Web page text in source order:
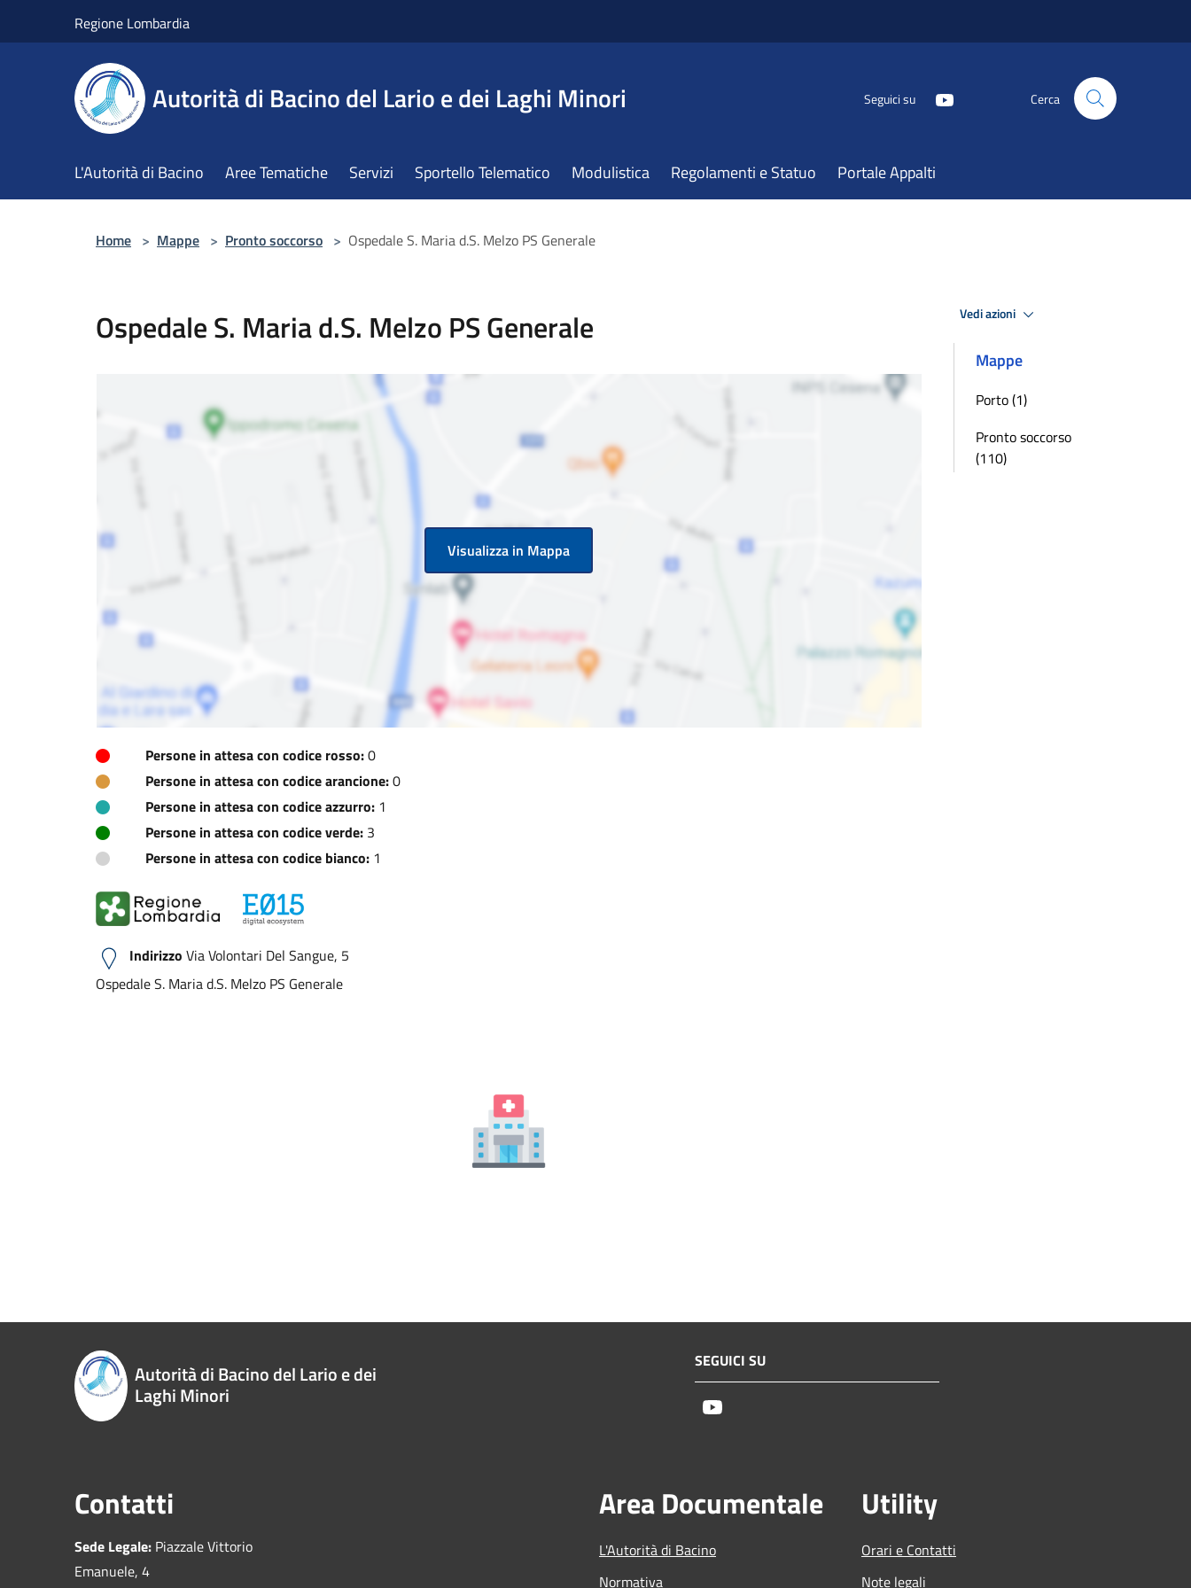
Regione Lombardia
Autorità di Bacino del Lario e dei Laghi Minori Seguici su Cerca
L'Autorità di Bacino Aree Tematiche Servizi Sportello Telematico Modulistica Regolamenti e Statuo Portale Appalti
Home > Mappe > Pronto soccorso > Ospedale S. Maria d.S. Melzo PS Generale
Ospedale S. Maria d.S. Melzo PS Generale
Visualizza in Mappa
Persone in attesa con codice rosso:0
Persone in attesa con codice arancione:0
Persone in attesa con codice azzurro: 1
Persone in attesa con codice verde: 3
Persone in attesa con codice bianco: 1
Indirizzo Via Volontari Del Sangue, 5
Ospedale S. Maria d.S. Melzo PS Generale
Vedi azioni
Mappe
Porto (1)
Pronto soccorso
(110)
Autorità di Bacino del Lario e dei
Laghi Minori
SEGUICI SU
Contatti
Sede Legale: Piazzale Vittorio
Emanuele, 4
Area Documentale
L'Autorità di Bacino
Normativa
Utility
Orari e Contatti
Note legali